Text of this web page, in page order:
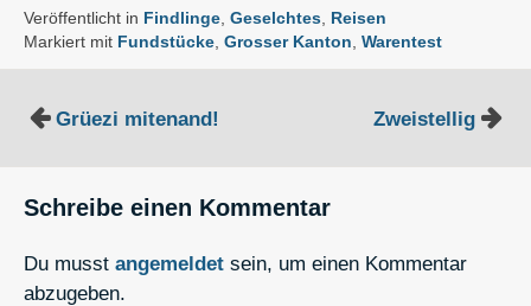
Veröffentlicht in Findlinge Geselchtes
Reisen
Markiert mit Fundstücke Grosser Kanton Warentest
Beitragsnavigation
Grüezi mitenand! Zweistellig
Schreibe einen Kommentar
Du musst angemeldet sein, um einen Kommentar
abzugeben.